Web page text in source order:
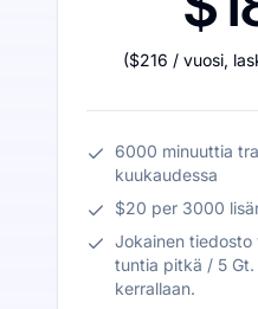
($216 / vuosi,
6000 minuuttia
kuukaudessa
$20 per 3000
Jokainen tiedosto
tuntia pitkä / 5
kerrallaan.